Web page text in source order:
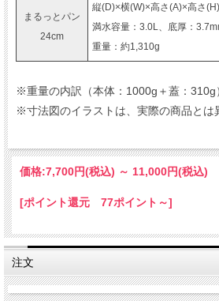
まるっとパン
24cm
縦(D)×横(W)×高さ(A)×高さ
満水容量：3.0L、底厚：
重量：約1,310g
※重量の内訳（本体：1000g＋蓋：310g
※寸法図のイラストは、実際の商品とは
価格:7,700円(税込) ～ 11,000円(税込)
[ポイント還元 77ポイント～]
注文